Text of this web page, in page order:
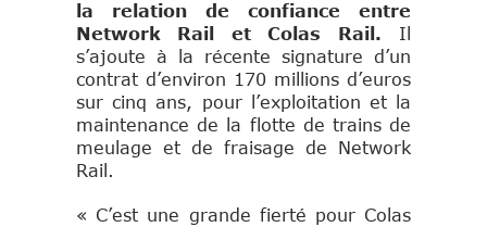
la relation de confiance entre
Network Rail et Colas Rail. Il
s’ajoute à la récente signature d’un
contrat d’environ 170 millions d’euros
sur cinq ans, pour l’exploitation et la
maintenance de la flotte de trains de
meulage et de fraisage de Network
Rail.
« C’est une grande fierté pour Colas